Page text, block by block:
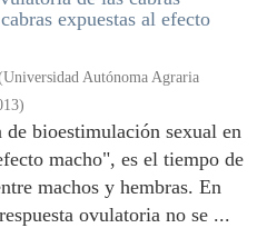
expuestas al efecto
Universidad Autónoma Agraria
)
bioestimulación sexual en
macho", es el tiempo de
machos y hembras. En
ovulatoria no se ...